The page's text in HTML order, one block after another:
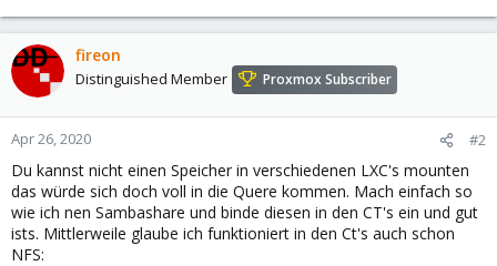
fireon
Distinguished Member Proxmox Subscriber
Apr 26, 2020 #2
Du kannst nicht einen Speicher in verschiedenen LXC's mounten
das würde sich doch voll in die Quere kommen. Mach einfach so
wie ich nen Sambashare und binde diesen in den CT's ein und gut
ists. Mittlerweile glaube ich funktioniert in den Ct's auch schon
NFS: